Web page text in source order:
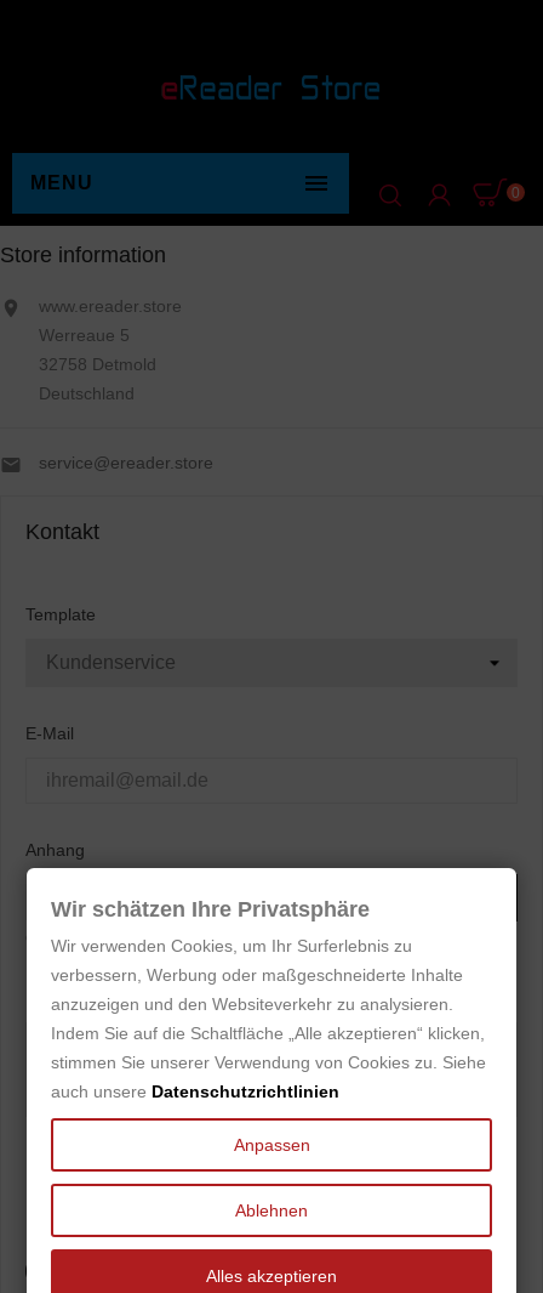
0

MENU
Store information

www.ereader.store
Werreaue 5
32758 Detmold
Deutschland
 service@ereader.store
Kontakt
Template
E-Mail
Anhang
optional
Nachricht
Wir schätzen Ihre Privatsphäre
Wir verwenden Cookies, um Ihr Surferlebnis zu
verbessern, Werbung oder maßgeschneiderte Inhalte
anzuzeigen und den Websiteverkehr zu analysieren.
Indem Sie auf die Schaltfläche „Alle akzeptieren“ klicken,
stimmen Sie unserer Verwendung von Cookies zu. Siehe
auch unsere Datenschutzrichtlinien
Anpassen
Ablehnen
Alles akzeptieren